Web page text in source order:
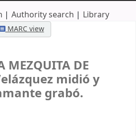
Authority search Library
MARC view
MEZQUITA DE
midió y
grabó.